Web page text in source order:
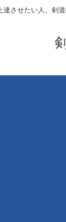
達させたい人、剣